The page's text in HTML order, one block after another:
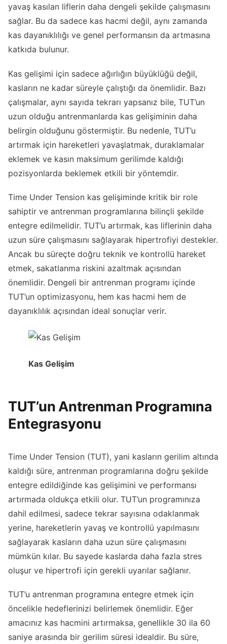
yavaş kasılan liflerin daha dengeli şekilde çalışmasını
sağlar. Bu da sadece kas hacmi değil, aynı zamanda
kas dayanıklılığı ve genel performansın da artmasına
katkıda bulunur.
Kas gelişimi için sadece ağırlığın büyüklüğü değil,
kasların ne kadar süreyle çalıştığı da önemlidir. Bazı
çalışmalar, aynı sayıda tekrarı yapsanız bile, TUT’un
uzun olduğu antrenmanlarda kas gelişiminin daha
belirgin olduğunu göstermiştir. Bu nedenle, TUT’u
artırmak için hareketleri yavaşlatmak, duraklamalar
eklemek ve kasın maksimum gerilimde kaldığı
pozisyonlarda beklemek etkili bir yöntemdir.
Time Under Tension kas gelişiminde kritik bir role
sahiptir ve antrenman programlarına bilinçli şekilde
entegre edilmelidir. TUT’u artırmak, kas liflerinin daha
uzun süre çalışmasını sağlayarak hipertrofiyi destekler.
Ancak bu süreçte doğru teknik ve kontrollü hareket
etmek, sakatlanma riskini azaltmak açısından
önemlidir. Dengeli bir antrenman programı içinde
TUT’un optimizasyonu, hem kas hacmi hem de
dayanıklılık açısından ideal sonuçlar verir.
Kas Gelişim
TUT’un Antrenman Programına
Entegrasyonu
Time Under Tension (TUT), yani kasların gerilim altında
kaldığı süre, antrenman programlarına doğru şekilde
entegre edildiğinde kas gelişimini ve performansı
artırmada oldukça etkili olur. TUT’un programınıza
dahil edilmesi, sadece tekrar sayısına odaklanmak
yerine, hareketlerin yavaş ve kontrollü yapılmasını
sağlayarak kasların daha uzun süre çalışmasını
mümkün kılar. Bu sayede kaslarda daha fazla stres
oluşur ve hipertrofi için gerekli uyarılar sağlanır.
TUT’u antrenman programına entegre etmek için
öncelikle hedeflerinizi belirlemek önemlidir. Eğer
amacınız kas hacmini artırmaksa, genellikle 30 ila 60
saniye arasında bir gerilim süresi idealdir. Bu süre,